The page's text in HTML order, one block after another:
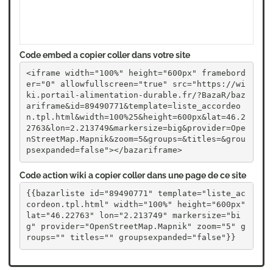
Code embed a copier coller dans votre site
<iframe width="100%" height="600px" framebord
er="0" allowfullscreen="true" src="https://wi
ki.portail-alimentation-durable.fr/?BazaR/baz
ariframe&id=89490771&template=liste_accordeo
n.tpl.html&width=100%25&height=600px&lat=46.2
2763&lon=2.213749&markersize=big&provider=Ope
nStreetMap.Mapnik&zoom=5&groups=&titles=&grou
psexpanded=false"></bazariframe>
Code action wiki a copier coller dans une page de ce site
{{bazarliste id="89490771" template="liste_ac
cordeon.tpl.html" width="100%" height="600px"
lat="46.22763" lon="2.213749" markersize="bi
g" provider="OpenStreetMap.Mapnik" zoom="5" g
roups="" titles="" groupsexpanded="false"}}